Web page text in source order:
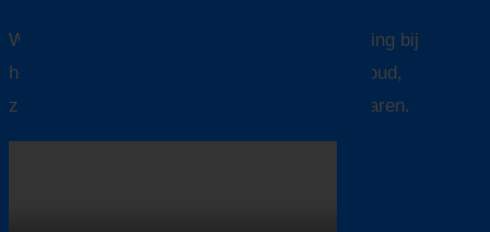
Wij ondersteunen jachteigenaren en bemanning bij
het volledige traject rondom classificatiebehoud,
zodat zij zich kunnen richten op zorgeloos varen.